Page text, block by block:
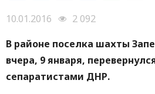
10.01.2016
2 092
В районе поселка шахты
вчера, 9 января,
сепаратистами ДНР.